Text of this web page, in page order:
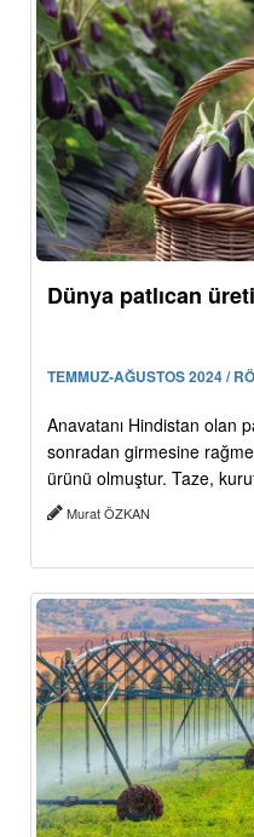
Dünya patlıcan
TEMMUZ-AĞUSTOS 2024 /
Anavatanı Hindistan olan
sonradan girmesine
ürünü olmuştur. Taze,
Murat ÖZKAN